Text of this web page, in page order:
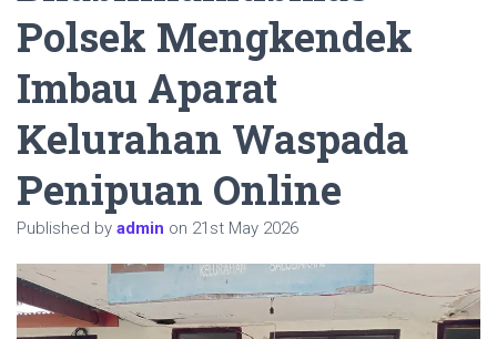
Polsek Mengkendek
Imbau Aparat
Kelurahan Waspada
Penipuan Online
Published by admin on 21st May 2026